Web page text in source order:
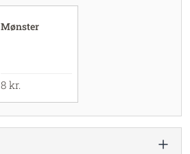
Mønster
8 kr.